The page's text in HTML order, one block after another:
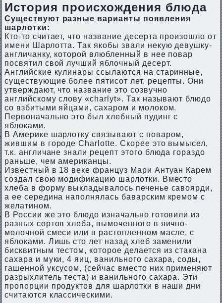
История происхождения блюда
Существуют разные варианты появления
шарлотки:
Кто-то считает, что название десерта произошло от
имени Шарлотта. Так якобы звали некую девушку-
англичанку, которой влюбленный в нее повар
посвятил свой лучший яблочный десерт.
Английские кулинары ссылаются на старинные,
существующие более пятисот лет, рецепты. Они
утверждают, что название это созвучно
английскому слову «charlyt». Так называют блюдо
со взбитыми яйцами, сахаром и молоком.
Первоначально это был хлебный пудинг с
яблоками.
В Америке шарлотку связывают с поваром,
жившим в городе Charlotte. Скорее это вымысел,
т.к. англичане знали рецепт этого блюда гораздо
раньше, чем американцы.
Известный в 18 веке француз Мари Антуан Карем
создал свою модификацию шарлотки. Вместо
хлеба в форму выкладывалось печенье савоярди,
а ее середина наполнялась баварским кремом с
желатином.
В России же это блюдо изначально готовили из
разных сортов хлеба, вымоченного в яично-
молочной смеси или в растопленном масле, с
яблоками. Лишь сто лет назад хлеб заменили
бисквитным тестом, которое делается из стакана
сахара и муки, 4 яиц, ванильного сахара, соды,
гашенной уксусом, (сейчас вместо них применяют
разрыхлитель теста) и ванильного сахара. Эти
пропорции продуктов для шарлотки в наши дни
считаются классическими.